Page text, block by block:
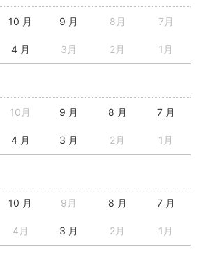
10 月 9 月 8月 7月
4 月 3月 2月 1月
10月 9 月 8 月 7 月
4 月 3 月 2月 1月
10 月 9月 8 月 7 月
4月 3 月 2月 1月